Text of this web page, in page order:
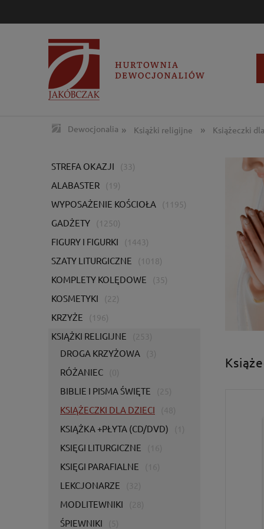
Dewocjonalia » Książki religijne » Książeczki
STREFA OKAZJI (33)
ALABASTER (19)
WYPOSAŻENIE KOŚCIOŁA (1195)
GADŻETY (1250)
FIGURY I FIGURKI (1443)
SZATY LITURGICZNE (1018)
KOMPLETY KOLĘDOWE (35)
KOSMETYKI (22)
KRZYŻE (196)
KSIĄŻKI RELIGIJNE
DROGA KRZYŻOWA
RÓŻANIEC
BIBLIE I PISMA ŚWIĘTE
KSIĄŻECZKI DLA DZIECI
KSIĄŻKA +PŁYTA (CD/DVD)
KSIĘGI LITURGICZNE
KSIĘGI PARAFIALNE
LEKCJONARZE
MODLITEWNIKI
ŚPIEWNIKI